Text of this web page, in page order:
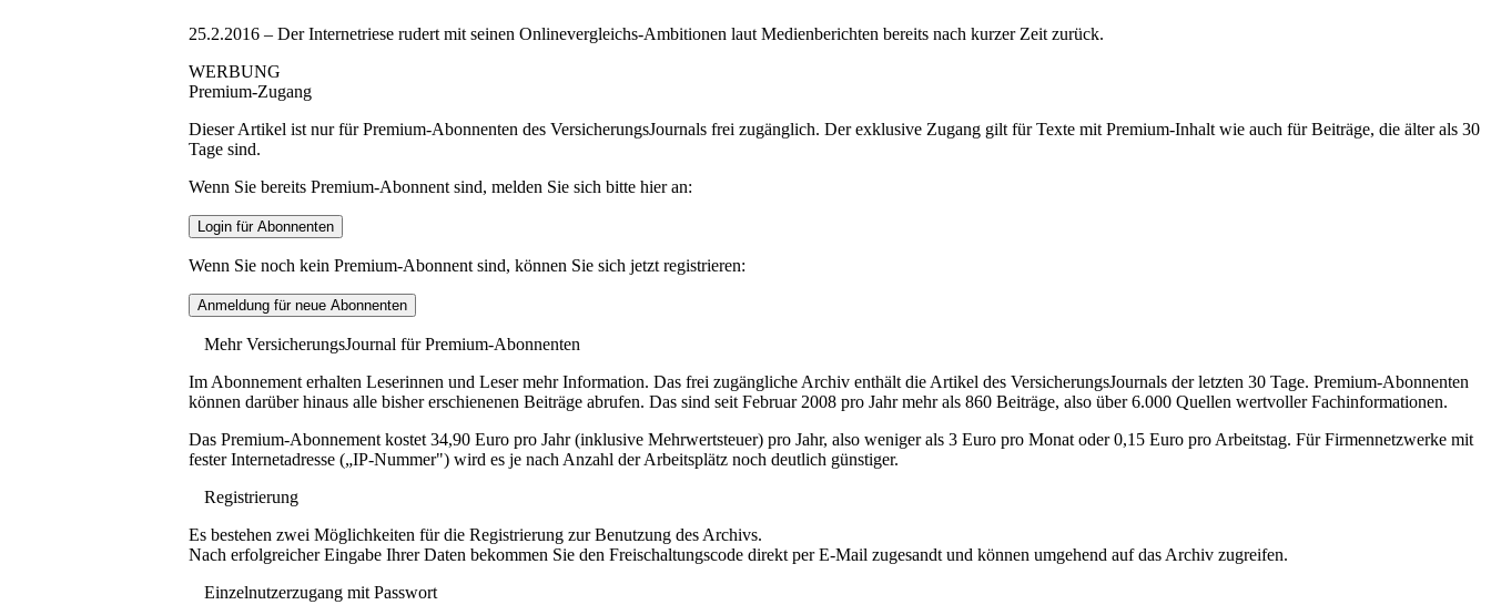
25.2.2016 – Der Internetriese rudert mit seinen Onlinevergleichs-Ambitionen laut Medienberichten bereits nach kurzer Zeit zurück.
WERBUNG
Premium-Zugang
Dieser Artikel ist nur für Premium-Abonnenten des VersicherungsJournals frei zugänglich. Der exklusive Zugang gilt für Texte mit Premium-Inhalt wie auch für Beiträge, die älter als 30
Tage sind.
Wenn Sie bereits Premium-Abonnent sind, melden Sie sich bitte hier an:
Wenn Sie noch kein Premium-Abonnent sind, können Sie sich jetzt registrieren:
Mehr VersicherungsJournal für Premium-Abonnenten
Im Abonnement erhalten Leserinnen und Leser mehr Information. Das frei zugängliche Archiv enthält die Artikel des VersicherungsJournals der letzten 30 Tage. Premium-Abonnenten
können darüber hinaus alle bisher erschienenen Beiträge abrufen. Das sind seit Februar 2008 pro Jahr mehr als 860 Beiträge, also über 6.000 Quellen wertvoller Fachinformationen.
Das Premium-Abonnement kostet 34,90 Euro pro Jahr (inklusive Mehrwertsteuer) pro Jahr, also weniger als 3 Euro pro Monat oder 0,15 Euro pro Arbeitstag. Für Firmennetzwerke mit
fester Internetadresse („IP-Nummer") wird es je nach Anzahl der Arbeitsplätz noch deutlich günstiger.
Registrierung
Es bestehen zwei Möglichkeiten für die Registrierung zur Benutzung des Archivs.
Nach erfolgreicher Eingabe Ihrer Daten bekommen Sie den Freischaltungscode direkt per E-Mail zugesandt und können umgehend auf das Archiv zugreifen.
Einzelnutzerzugang mit Passwort